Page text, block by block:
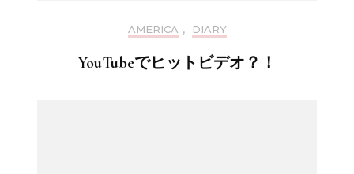
AMERICA , DIARY
YouTubeでヒットビデオ？！